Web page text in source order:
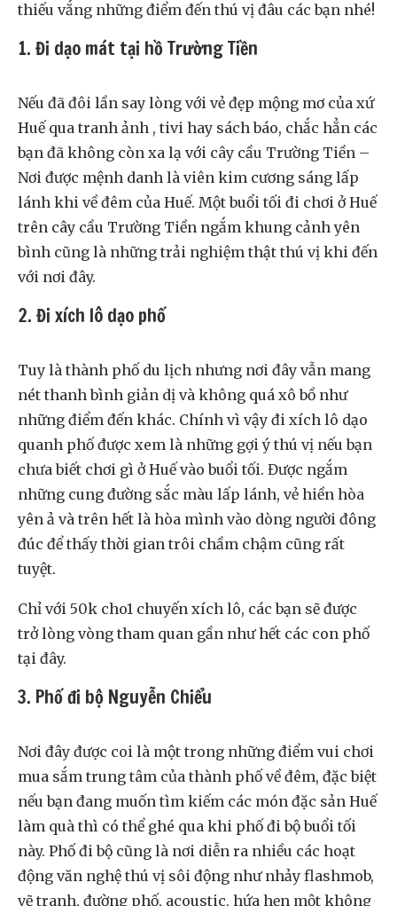
thiếu vắng những điểm đến thú vị đâu các bạn nhé!
1. Đi dạo mát tại hồ Trường Tiền
Nếu đã đôi lần say lòng với vẻ đẹp mộng mơ của xứ
Huế qua tranh ảnh , tivi hay sách báo, chắc hẳn các
bạn đã không còn xa lạ với cây cầu Trường Tiền –
Nơi được mệnh danh là viên kim cương sáng lấp
lánh khi về đêm của Huế. Một buổi tối đi chơi ở Huế
trên cây cầu Trường Tiền ngắm khung cảnh yên
bình cũng là những trải nghiệm thật thú vị khi đến
với nơi đây.
2. Đi xích lô dạo phố
Tuy là thành phố du lịch nhưng nơi đây vẫn mang
nét thanh bình giản dị và không quá xô bồ như
những điểm đến khác. Chính vì vậy đi xích lô dạo
quanh phố được xem là những gợi ý thú vị nếu bạn
chưa biết chơi gì ở Huế vào buổi tối. Được ngắm
những cung đường sắc màu lấp lánh, vẻ hiền hòa
yên ả và trên hết là hòa mình vào dòng người đông
đúc để thấy thời gian trôi chầm chậm cũng rất
tuyệt.
Chỉ với 50k cho1 chuyến xích lô, các bạn sẽ được
trở lòng vòng tham quan gần như hết các con phố
tại đây.
3. Phố đi bộ Nguyễn Chiểu
Nơi đây được coi là một trong những điểm vui chơi
mua sắm trung tâm của thành phố về đêm, đặc biệt
nếu bạn đang muốn tìm kiếm các món đặc sản Huế
làm quà thì có thể ghé qua khi phố đi bộ buổi tối
này. Phố đi bộ cũng là nơi diễn ra nhiều các hoạt
động văn nghệ thú vị sôi động như nhảy flashmob,
vẽ tranh, đường phố, acoustic, hứa hẹn một không